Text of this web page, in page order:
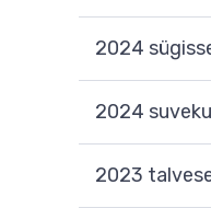
2024
2024
2023